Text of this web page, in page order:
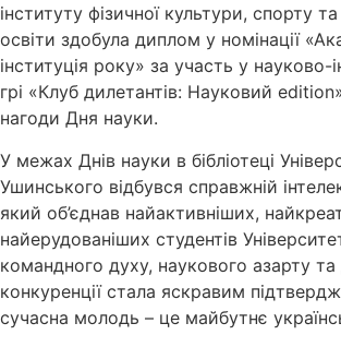
інституту фізичної культури, спорту та
освіти здобула диплом у номінації
інституція року» за участь у науково-
грі «Клуб дилетантів: Науковий
нагоди Дня науки.
У межах Днів науки в бібліотеці
Ушинського відбувся справжній
який об’єднав найактивніших,
найерудованіших студентів
командного духу, наукового азарту
конкуренції стала яскравим
сучасна молодь – це майбутнє